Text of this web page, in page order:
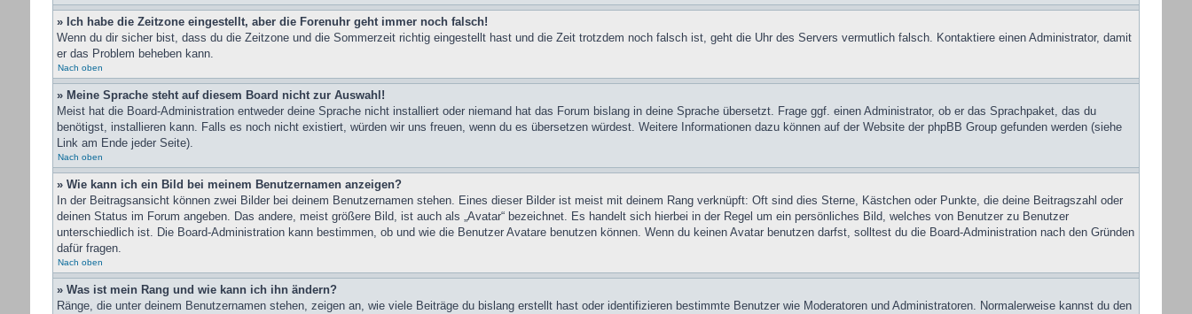
» Ich habe die Zeitzone eingestellt, aber die Forenuhr geht immer noch falsch!
Wenn du dir sicher bist, dass du die Zeitzone und die Sommerzeit richtig eingestellt hast und die Zeit trotzdem noch falsch ist, geht die Uhr des Servers vermutlich falsch. Kontaktiere einen Administrator, damit
er das Problem beheben kann.
Nach oben
» Meine Sprache steht auf diesem Board nicht zur Auswahl!
Meist hat die Board-Administration entweder deine Sprache nicht installiert oder niemand hat das Forum bislang in deine Sprache übersetzt. Frage ggf. einen Administrator, ob er das Sprachpaket, das du
benötigst, installieren kann. Falls es noch nicht existiert, würden wir uns freuen, wenn du es übersetzen würdest. Weitere Informationen dazu können auf der Website der phpBB Group gefunden werden (siehe
Link am Ende jeder Seite).
Nach oben
» Wie kann ich ein Bild bei meinem Benutzernamen anzeigen?
In der Beitragsansicht können zwei Bilder bei deinem Benutzernamen stehen. Eines dieser Bilder ist meist mit deinem Rang verknüpft: Oft sind dies Sterne, Kästchen oder Punkte, die deine Beitragszahl oder
deinen Status im Forum angeben. Das andere, meist größere Bild, ist auch als „Avatar“ bezeichnet. Es handelt sich hierbei in der Regel um ein persönliches Bild, welches von Benutzer zu Benutzer
unterschiedlich ist. Die Board-Administration kann bestimmen, ob und wie die Benutzer Avatare benutzen können. Wenn du keinen Avatar benutzen darfst, solltest du die Board-Administration nach den Gründen
dafür fragen.
Nach oben
» Was ist mein Rang und wie kann ich ihn ändern?
Ränge, die unter deinem Benutzernamen stehen, zeigen an, wie viele Beiträge du bislang erstellt hast oder identifizieren bestimmte Benutzer wie Moderatoren und Administratoren. Normalerweise kannst du den